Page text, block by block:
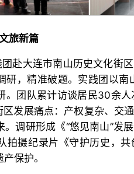
旅新篇
团赴大连市南山历史文化街
研，精准破题。实践团以
。团队累计访谈居民30余
发展痛点：产权复杂、交
调研形成《“悠见南山”发
拍摄纪录片《守护历史，
保护。